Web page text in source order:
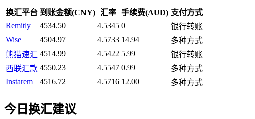
换汇平台 到账金额(CNY) 汇率 手续费(AUD) 支付方式
Remitly
4534.50 4.5345 0
银行转账
Wise
4504.97 4.5733 14.94
多种方式
熊猫速汇 4514.99 4.5422 5.99
银行转账
西联汇款 4550.23 4.5547 0.99
多种方式
Instarem
4516.72 4.5716 12.00 多种方式
今日换汇建议